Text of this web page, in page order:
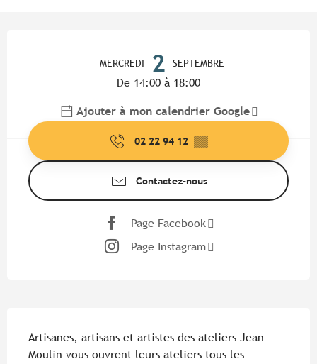
MERCREDI 2 SEPTEMBRE
De 14:00 à 18:00
Ajouter à mon calendrier Google
02 22 94 12 ▒▒
Contactez-nous
Page Facebook
Page Instagram
Artisanes, artisans et artistes des ateliers Jean
Moulin vous ouvrent leurs ateliers tous les